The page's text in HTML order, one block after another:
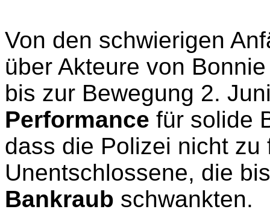
Von den schwierigen
über Akteure von
bis zur Bewegung 2.
Performance für solide
dass die Polizei nicht zu
Unentschlossene, die
Bankraub schwankten.